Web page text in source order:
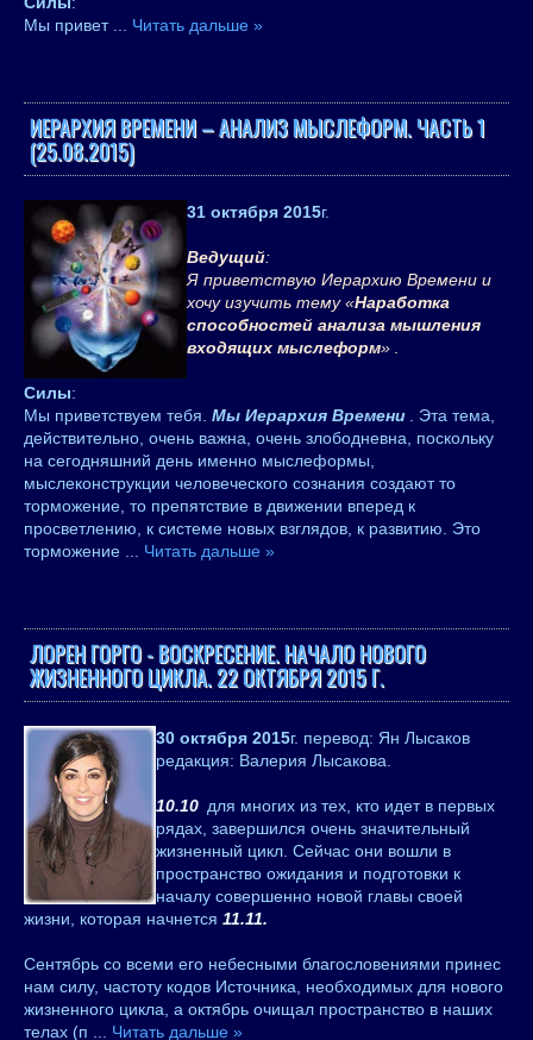
Мы привет
Читать дальше »
ИЕРАРХИЯ ВРЕМЕНИ – АНАЛИЗ МЫСЛЕФОРМ. ЧАСТЬ 1
(25.08.2015)
31 октября 2015г.
Ведущий:
Я приветствую Иерархию Времени и
хочу изучить тему «Наработка
способностей анализа мышления
входящих мыслеформ»
Силы:
Мы приветствуем тебя. Мы Иерархия Времени
. Эта тема,
действительно, очень важна, очень злободневна, поскольку
на сегодняшний день именно мыслеформы,
мыслеконструкции человеческого сознания создают то
торможение, то препятствие в движении вперед к
просветлению, к системе новых взглядов, к развитию. Это
торможение
Читать дальше »
ЛОРЕН ГОРГО - ВОСКРЕСЕНИЕ. НАЧАЛО НОВОГО
ЖИЗНЕННОГО ЦИКЛА. 22 ОКТЯБРЯ 2015 Г.
30 октября 2015г. перевод: Ян Лысаков
редакция: Валерия Лысакова.
10.10 для многих из тех, кто идет в первых
рядах, завершился очень значительный
жизненный цикл. Сейчас они вошли в
пространство ожидания и подготовки к
началу совершенно новой главы своей
жизни, которая начнется 11.11.
Сентябрь со всеми его небесными благословениями принес
нам силу, частоту кодов Источника, необходимых для нового
жизненного цикла, а октябрь очищал пространство в наших
телах (п
Читать дальше »